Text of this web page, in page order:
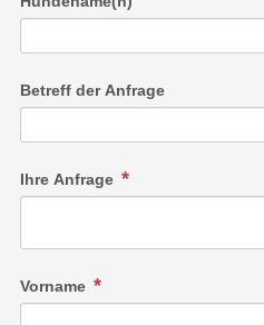
Betreff der Anfrage
Ihre Anfrage
Vorname